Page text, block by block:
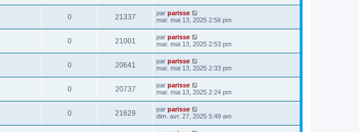
0 21337 par parisse
mar. mai 13, 2025 2:56 pm
0 21001 par parisse
mar. mai 13, 2025 2:53 pm
0 20641 par parisse
mar. mai 13, 2025 2:33 pm
0 20737 par parisse
mar. mai 13, 2025 2:24 pm
0 21629 par parisse
dim. avr. 27, 2025 5:49 am